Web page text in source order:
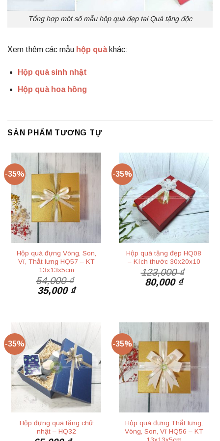
Tổng hợp một số mẫu hộp quà đẹp tại Quà tặng độc
Xem thêm các mẫu hộp quàkhác:
Hộp quà sinh nhật
Hộp quà hoa hồng
SẢN PHẨM TƯƠNG TỰ
-35%
Hộp quà đựng Vòng, Son,
Ví, Thắt lưng HQ57 – KT
13x13x5cm
54,000₫
Giá
54,000 ₫.
35,000 ₫Giá
-35%
Hộp quà tặng đẹp HQ08
– Kích thước 30x20x10
123,000₫
Giá
80,000 ₫Giá
80,000
-35%
Hộp đựng quà tặng chữ
nhật – HQ32
-35%
Hộp quà đựng Thắt lưng,
Vòng, Son, Ví HQ56 – KT